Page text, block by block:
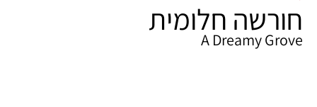
חורשה חלומית
A Dreamy Grove